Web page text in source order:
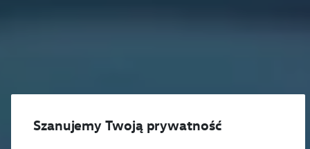
Szanujemy Twoją prywatność